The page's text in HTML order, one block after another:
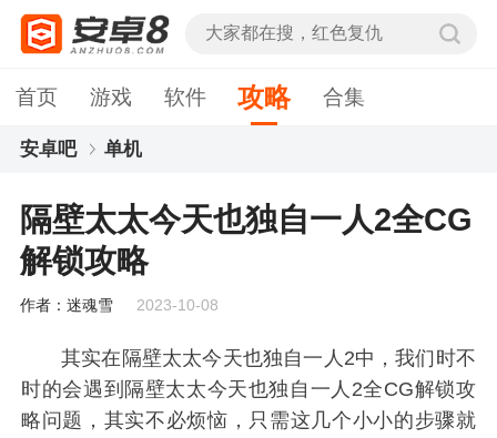
首页 游戏 软件 攻略 合集
安卓吧 单机
隔壁太太今天也独自一人2全CG
解锁攻略
作者：迷魂雪 2023-10-08
其实在隔壁太太今天也独自一人2中，我们时不
时的会遇到隔壁太太今天也独自一人2全CG解锁攻
略问题，其实不必烦恼，只需这几个小小的步骤就